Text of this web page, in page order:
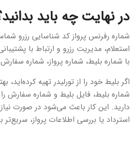
در نهایت چه باید
شماره رفرنس پرواز کد شناسایی رزرو
استعلام، مدیریت رزرو و ارتباط با
با شماره بلیط، شماره پرواز، شماره
اگر بلیط خود را از تورلیدر تهیه
شماره بلیط، فایل بلیط و شماره سفارش
دارید. این کار باعث می‌شود در صورت نیاز
استرداد یا بررسی اطلاعات پرواز، سریع‌تر